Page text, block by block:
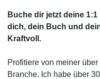
Buche dir jetzt deine
dich, dein Buch und
Kraftvoll.
Profitiere von meiner
Branche. Ich habe über